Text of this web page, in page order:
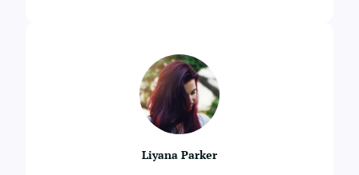
Liyana Parker